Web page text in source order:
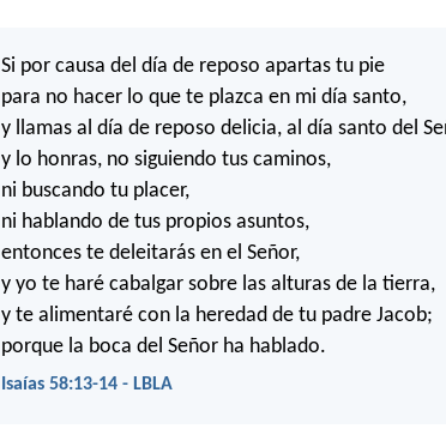
Si por causa del día de reposo apartas tu pie
para no hacer lo que te plazca en mi día santo,
y llamas al día de reposo delicia, al día santo del
y lo honras, no siguiendo tus caminos,
ni buscando tu placer,
ni hablando de tus propios asuntos,
entonces te deleitarás en el Señor,
y yo te haré cabalgar sobre las alturas de la tierra,
y te alimentaré con la heredad de tu padre Jacob;
porque la boca del Señor ha hablado.
Isaías 58:13-14 - LBLA